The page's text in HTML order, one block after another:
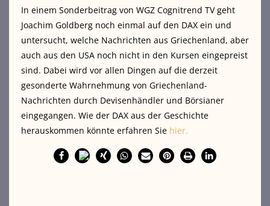
In einem Sonderbeitrag von WGZ Cognitrend TV geht
Joachim Goldberg noch einmal auf den DAX ein und
untersucht, welche Nachrichten aus Griechenland, aber
auch aus den USA noch nicht in den Kursen eingepreist
sind. Dabei wird vor allen Dingen auf die derzeit
gesonderte Wahrnehmung von Griechenland-
Nachrichten durch Devisenhändler und Börsianer
eingegangen. Wie der DAX aus der Geschichte
herauskommen könnte erfahren Sie hier.